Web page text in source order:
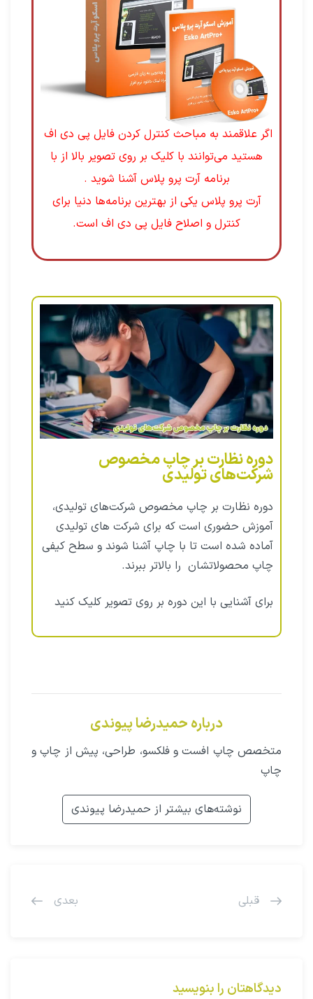
اگر علاقمند به مباحث کنترل کردن فایل پی دی اف
هستید می‌توانند با کلیک بر روی تصویر بالا از با
برنامه آرت پرو پلاس آشنا شوید .
آرت پرو پلاس یکی از بهترین برنامه‌ها دنیا برای
کنترل و اصلاح فایل پی دی اف است.
دوره نظارت بر چاپ مخصوص
شرکت‌های تولیدی
دوره نظارت بر چاپ مخصوص شرکت‌های تولیدی،
آموزش حضوری است که برای شرکت های تولیدی
آماده شده است تا با چاپ آشنا شوند و سطح کیفی
چاپ محصولاتشان را بالاتر ببرند.
برای آشنایی با این دوره بر روی تصویر کلیک کنید
درباره حمیدرضا پیوندی
متخصص چاپ افست و فلکسو، طراحی، پیش از چاپ و
چاپ
نوشته‌های بیشتر از حمیدرضا پیوندی
قبلی بعدی
دیدگاهتان را بنویسید